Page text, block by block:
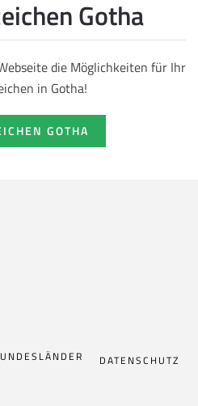
Gotha
die Möglichkeiten für Ihr
in Gotha!
GOTHA
DATENSCHUTZ